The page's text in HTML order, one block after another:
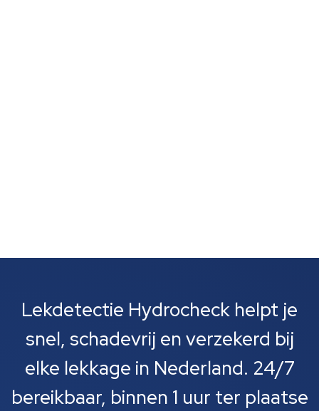
Lekdetectie Hydrocheck helpt je
snel, schadevrij en verzekerd bij
elke lekkage in Nederland. 24/7
bereikbaar, binnen 1 uur ter plaatse